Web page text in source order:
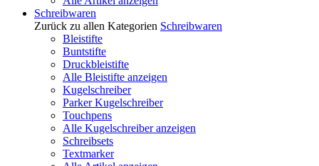
Schreibwaren
Zurück zu allen Kategorien Schreibwaren
Bleistifte
Buntstifte
Druckbleistifte
Alle Bleistifte anzeigen
Kugelschreiber
Parker Kugelschreiber
Touchpens
Alle Kugelschreiber anzeigen
Schreibsets
Textmarker